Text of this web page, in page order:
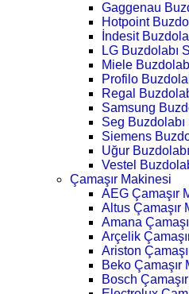
Gaggenau
Hotpoint
İndesit
LG Buzdolabı
Miele
Profilo
Regal
Samsung
Seg Buzdolabı
Siemens
Uğur
Vestel
Çamaşır Makinesi
AEG Çamaşır
Altus Çamaşır
Amana
Arçelik
Ariston
Beko Çamaşır
Bosch